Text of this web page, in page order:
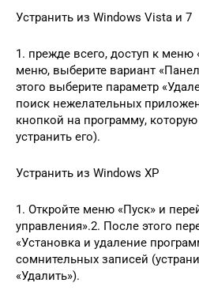
Устранить из Windows Vista и 7
1. прежде всего, доступ к меню
меню, выберите вариант
этого выберите параметр
поиск нежелательных
кнопкой на программу,
устранить его).
Устранить из Windows XP
1. Откройте меню «Пуск» и
управления».2. После этого
«Установка и удаление
сомнительных записей
«Удалить»).